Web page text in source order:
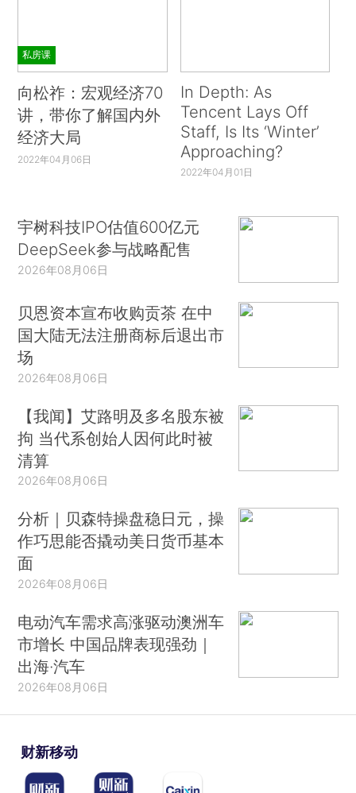
私房课
向松祚：宏观经济70
讲，带你了解国内外
经济大局
2022年04月06日
In Depth: As
Tencent Lays Off
Staff, Is Its ‘Winter’
Approaching?
2022年04月01日
宇树科技IPO估值600亿元
DeepSeek参与战略配售
2026年08月06日
贝恩资本宣布收购贡茶 在中
国大陆无法注册商标后退出市
场
2026年08月06日
【我闻】艾路明及多名股东被
拘 当代系创始人因何此时被
清算
2026年08月06日
分析｜贝森特操盘稳日元，操
作巧思能否撬动美日货币基本
面
2026年08月06日
电动汽车需求高涨驱动澳洲车
市增长 中国品牌表现强劲｜
出海·汽车
2026年08月06日
财新移动